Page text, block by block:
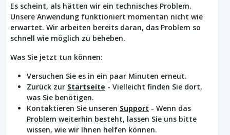
Es scheint, als hätten wir ein technisches Problem.
Unsere Anwendung funktioniert momentan nicht wie
erwartet. Wir arbeiten bereits daran, das Problem so
schnell wie möglich zu beheben.
Was Sie jetzt tun können:
Versuchen Sie es in ein paar Minuten erneut.
Zurück zur Startseite - Vielleicht finden Sie dort,
was Sie benötigen.
Kontaktieren Sie unseren Support - Wenn das
Problem weiterhin besteht, lassen Sie uns bitte
wissen, wie wir Ihnen helfen können.